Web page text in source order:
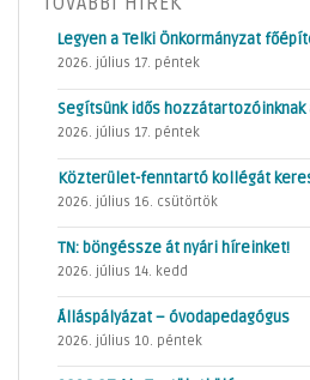
Legyen a Telki Önkormányzat
2026. július 17. péntek
Segítsünk idős hozzátartozóinknak
2026. július 17. péntek
Közterület-fenntartó kollégát
2026. július 16. csütörtök
TN: böngéssze át nyári híreinket!
2026. július 14. kedd
Álláspályázat – óvodapedagógus
2026. július 10. péntek